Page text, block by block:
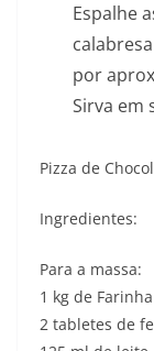
Espalhe
por
Sirva em
Pizza de
Ingredientes:
Para a massa:
1 kg de
2 tabletes de